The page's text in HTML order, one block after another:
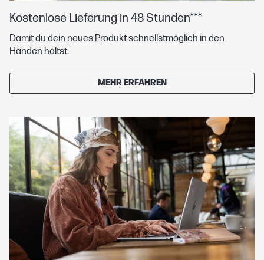
Kostenlose Lieferung in 48 Stunden***
Damit du dein neues Produkt schnellstmöglich in den
Händen hältst.
MEHR ERFAHREN